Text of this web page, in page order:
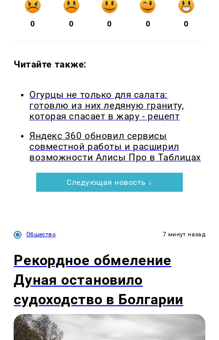
0 0 0 0 0
Читайте также:
Огурцы не только для салата:
готовлю из них ледяную граниту,
которая спасает в жару - рецепт
Яндекс 360 обновил сервисы
совместной работы и расширил
возможности Алисы Про в Таблицах
Следующая новость ↓
Общество 7 минут назад
Рекордное обмеление
Дуная остановило
судоходство в Болгарии